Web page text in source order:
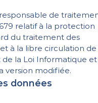
de
relatif à la protection
du traitement des
à la libre circulation de
de la Loi Informatique et
version modifiée.
données